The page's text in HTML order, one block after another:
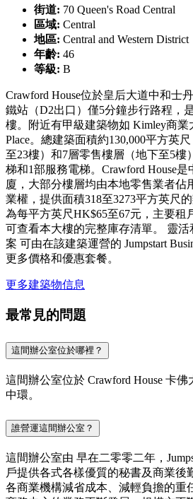
街道: 70 Queen's Road Central
區域: Central
地區: Central and Western District
年齡: 46
等級: B
Crawford House位於皇后大道中和士
鐵站（D2出口）僅5分鐘步行路程，
樓。附近有甲級建築物如 Kimley商業
Place。總建築面積約130,000平方英
至23樓）和7層零售樓層（地下至5樓
梯和1部服務電梯。Crawford House
廈，大部分樓層均由本地零售業者佔
業權，提供面積318至3273平方英尺
為每平方英尺HK$65至67元，主要租
可查看本大樓的完整庫存清單。 靈
案 可由在該建築運營的 Jumpstart
更多價格和優惠套餐。
更多建築物信息
最常見的問題
這間辦公室位於哪裡？
這間辦公室位於 Crawford House 卡
中環。
誰營運這間辦公室？
這間辦公室由 早在二零零二年，
戶提供各式各樣優質的秘書及商業後
各商業機構減省成本、減輕負擔的重